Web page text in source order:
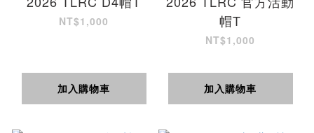
NT$1,000
加入購物車
帽T
NT$1,000
加入購物車